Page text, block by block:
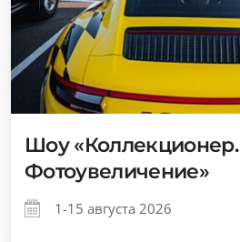
Шоу «Коллекционер.
Фотоувеличение»
1-15 августа 2026